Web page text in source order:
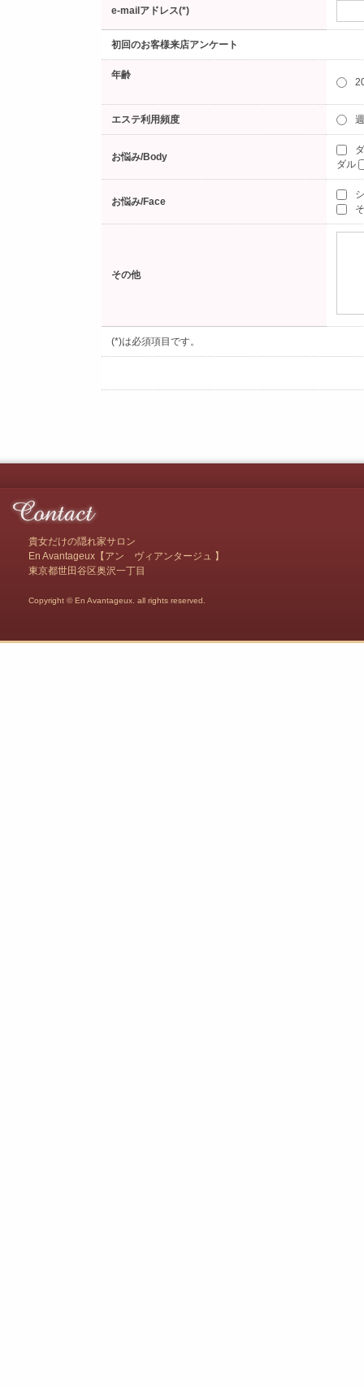
e-mailアドレス(*)
初回のお客様来店アンケート
年齢
エステ利用頻度
お悩み/Body
ダル
お悩み/Face
その他
(*)は必須項目です。
貴女だけの隠れ家サロン
En Avantageux【アン ヴィアンタージュ 】
東京都世田谷区奥沢一丁目
Copyright © En Avantageux. all rights reserved.